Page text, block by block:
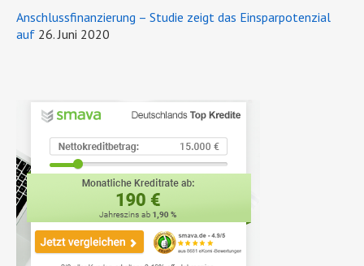
Anschlussfinanzierung – Studie zeigt das Einsparpotenzial
auf 26. Juni 2020